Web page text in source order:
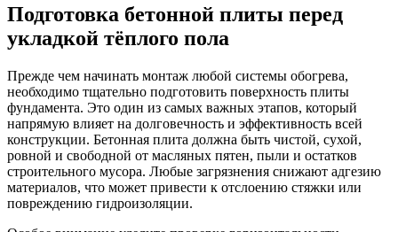
Подготовка бетонной плиты перед
укладкой тёплого пола
Прежде чем начинать монтаж любой системы обогрева,
необходимо тщательно подготовить поверхность плиты
фундамента. Это один из самых важных этапов, который
напрямую влияет на долговечность и эффективность всей
конструкции. Бетонная плита должна быть чистой, сухой,
ровной и свободной от масляных пятен, пыли и остатков
строительного мусора. Любые загрязнения снижают адгезию
материалов, что может привести к отслоению стяжки или
повреждению гидроизоляции.